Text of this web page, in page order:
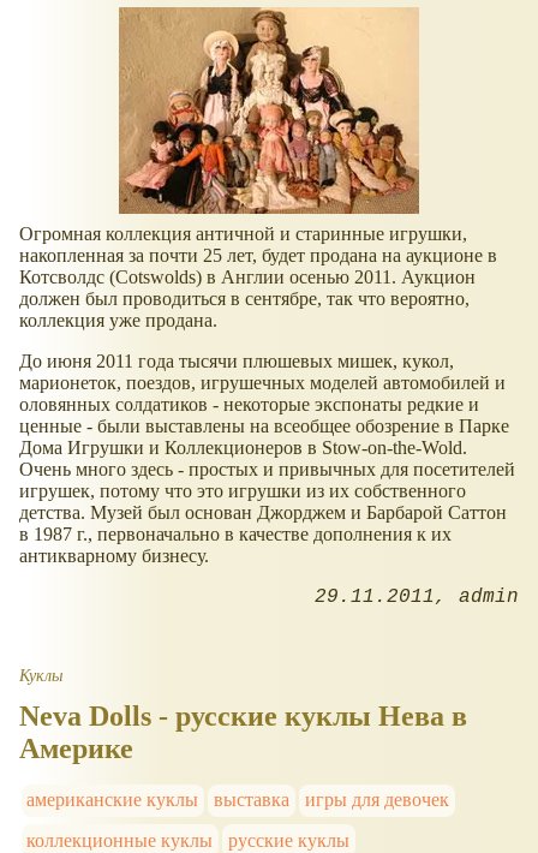
Огромная коллекция античной и старинные игрушки,
накопленная за почти 25 лет, будет продана на аукционе в
Котсволдс (Cotswolds) в Англии осенью 2011. Аукцион
должен был проводиться в сентябре, так что вероятно,
коллекция уже продана.
До июня 2011 года тысячи плюшевых мишек, кукол,
марионеток, поездов, игрушечных моделей автомобилей и
оловянных солдатиков - некоторые экспонаты редкие и
ценные - были выставлены на всеобщее обозрение в Парке
Дома Игрушки и Коллекционеров в Stow-on-the-Wold.
Очень много здесь - простых и привычных для посетителей
игрушек, потому что это игрушки из их собственного
детства. Музей был основан Джорджем и Барбарой Саттон
в 1987 г., первоначально в качестве дополнения к их
антикварному бизнесу.
29.11.2011 admin
Куклы
Neva Dolls - русские куклы Нева в
Америке
американские куклы выставка
игры для девочек
коллекционные куклы
русские куклы